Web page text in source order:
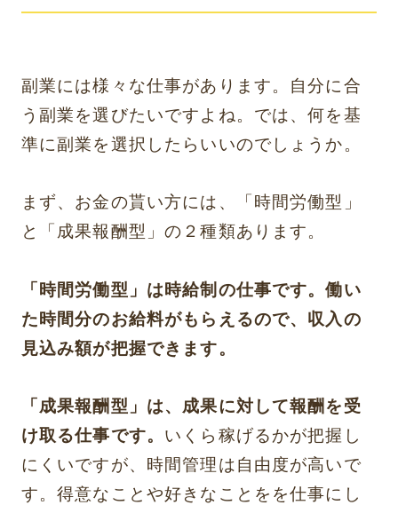
副業には様々な仕事があります。自分に合
う副業を選びたいですよね。では、何を基
準に副業を選択したらいいのでしょうか。
まず、お金の貰い方には、「時間労働型」
と「成果報酬型」の２種類あります。
「時間労働型」は時給制の仕事です。働い
た時間分のお給料がもらえるので、収入の
見込み額が把握できます。
「成果報酬型」は、成果に対して報酬を受
け取る仕事です。 いくら稼げるかが把握し
にくいですが、時間管理は自由度が高いで
す。得意なことや好きなことをを仕事にし